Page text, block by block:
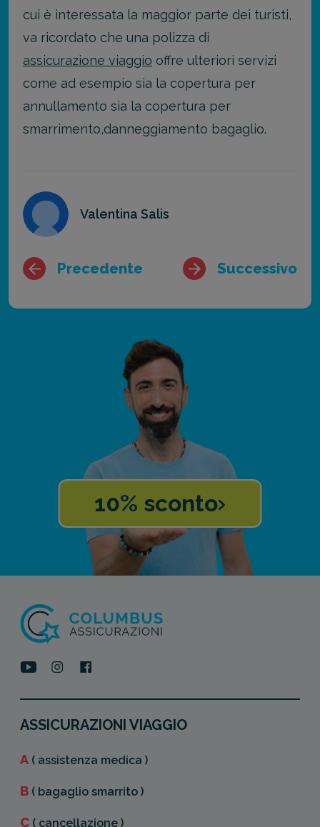
cui è interessata la maggior parte dei turisti,
va ricordato che una polizza di
assicurazione viaggio offre ulteriori servizi
come ad esempio sia la copertura per
annullamento sia la copertura per
smarrimento,danneggiamento bagaglio.
Valentina Salis
Precedente Successivo
10% sconto
ASSICURAZIONI VIAGGIO
A ( assistenza medica )
B ( bagaglio smarrito )
C ( cancellazione )